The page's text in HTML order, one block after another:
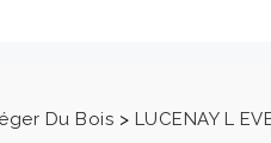
Du Bois > LUCENAY L